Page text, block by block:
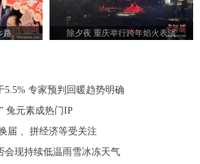
路 除夕夜 重庆举行跨年焰火表演
5.5% 专家预判回暖趋势明确
兔元素成热门IP
届 、拼经济等受关注
会现持续低温雨雪冰冻天气